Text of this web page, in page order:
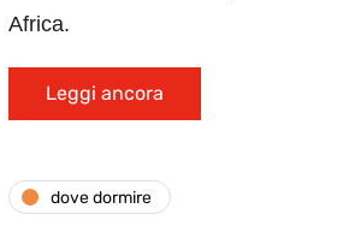
Africa.
Leggi ancora
dove dormire